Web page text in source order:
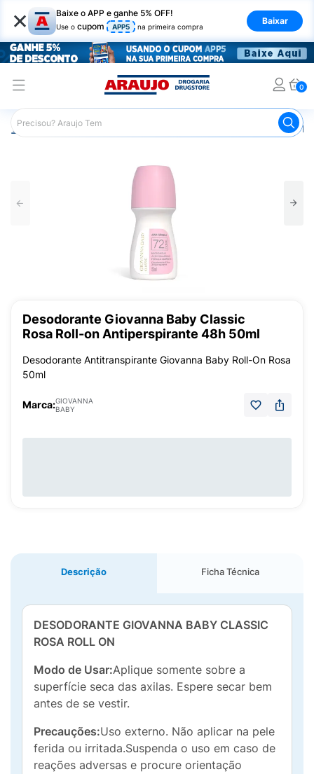
× Baixe o APP e ganhe 5% OFF!
Use o cupom APP5 na primeira compra
Baixar
0
Araujo Higiene Pessoal Desodorante
Desodorante Giovanna Baby Classic
Rosa Roll-on Antiperspirante 48h 50ml
Desodorante Antitranspirante Giovanna Baby Roll-On Rosa
50ml
Marca:GIOVANNA
BABY
Descrição Ficha Técnica
DESODORANTE GIOVANNA BABY CLASSIC
ROSA ROLL ON
Modo de Usar:Aplique somente sobre a
superfície seca das axilas. Espere secar bem
antes de se vestir.
Precauções:Uso externo. Não aplicar na pele
ferida ou irritada.Suspenda o uso em caso de
reações adversas e procure orientação